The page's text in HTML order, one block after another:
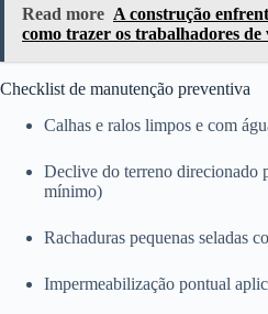
Read more A construção
como trazer os trabalhadores de
Checklist de manutenção preventiva
Calhas e ralos limpos e com
Declive do terreno direcionado
mínimo)
Rachaduras pequenas seladas
Impermeabilização pontual